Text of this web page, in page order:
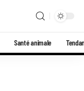
Santé animale